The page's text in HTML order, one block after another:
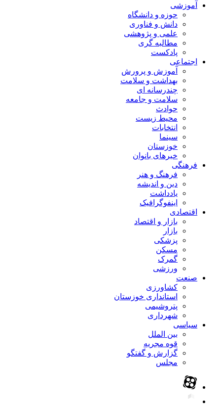
آموزشی
حوزه و دانشگاه
دانش و فناوری
علمی و پژوهشی
مطالبه گری
پادکست
اجتماعی
آموزش و پرورش
بهداشت و سلامت
چندرسانه ای
سلامت و جامعه
حوادث
محیط زیست
انتخابات
سینما
خوزستان
خبرهای بانوان
فرهنگی
فرهنگ و هنر
دین و اندیشه
یادداشت
اینفوگرافیک
اقتصادی
بازار و اقتصاد
بازار
پزشکی
مسکن
گمرک
ورزشی
صنعت
کشاورزی
استانداری خوزستان
پتروشیمی
شهرداری
سیاسی
بین الملل
قوه مجریه
گزارش و گفتگو
مجلس